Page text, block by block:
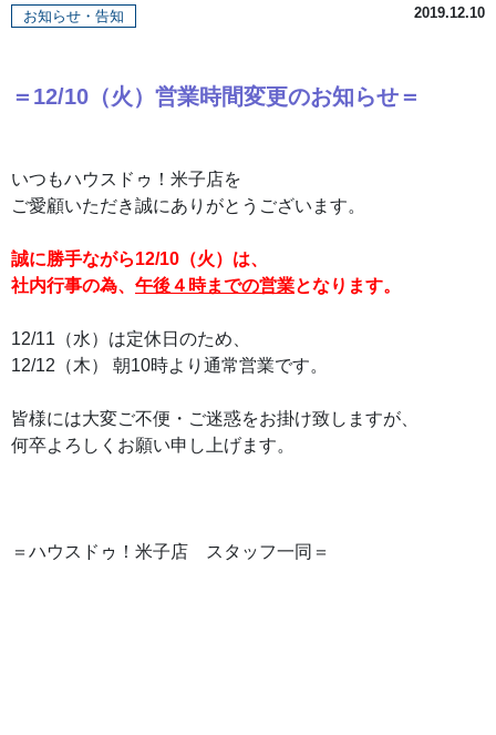
お知らせ・告知 2019.12.10
＝12/10 （火）営業時間変更のお知らせ＝
いつもハウスドゥ！米子店を
ご愛顧いただき誠にありがとうございます。
誠に勝手ながら12/10（火）は、
社内行事の為、 午後４時までの営業となります。
12/11（水）は定休日のため、
12/12（木） 朝10時より通常営業です。
皆様には大変ご不便・ご迷惑をお掛け致しますが、
何卒よろしくお願い申し上げます。
＝ハウスドゥ！米子店 スタッフ一同＝